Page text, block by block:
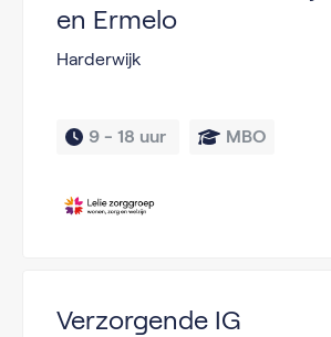
en Ermelo
Harderwijk
9 - 18 uur MBO
Verzorgende IG